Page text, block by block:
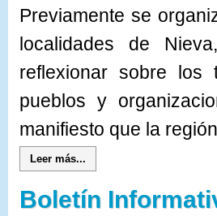
Previamente se
localidades de
reflexionar sobre
pueblos y
manifiesto que la
Leer más...
Boletín